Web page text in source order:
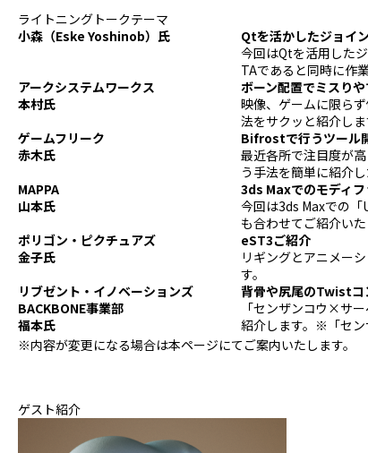
ライトニングトークテーマ
小森（Eske Yoshinob）氏
Qtを活かしたジョイ
今回はQtを活用した
TAであると同時に作
アークシステムワークス
本村氏
ボーン配置でミスり
映像、ゲームに限ら
法をサクッと紹介し
ゲームフリーク
赤木氏
Bifrostで行うツール
最近各所で注目度が
う手法を簡単に紹介し
MAPPA
山本氏
3ds Maxでのモディ
今回は3ds Maxでの
も合わせてご紹介いた
ポリゴン・ピクチュアズ
金子氏
eST3ご紹介
リギングとアニメー
す。
リブゼント・イノベーションズ
BACKBONE事業部
福本氏
背骨や尻尾のTwistコ
「センザンコウ×サ
紹介します。※「セ
※内容が変更になる場合は本ページにてご案内いたします。
ゲスト紹介